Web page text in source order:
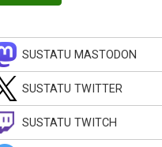
SUSTATU MASTODON
SUSTATU TWITTER
SUSTATU TWITCH